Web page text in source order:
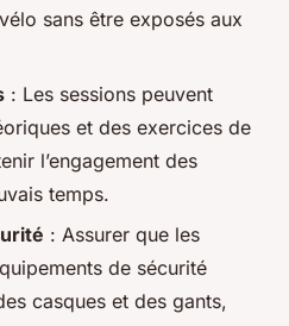
sans être exposés aux
: Les sessions peuvent
et des exercices de
l’engagement des
temps.
: Assurer que les
de sécurité
casques et des gants,